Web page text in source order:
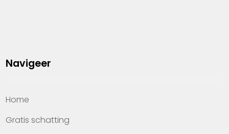
Navigeer
Home
Gratis schatting